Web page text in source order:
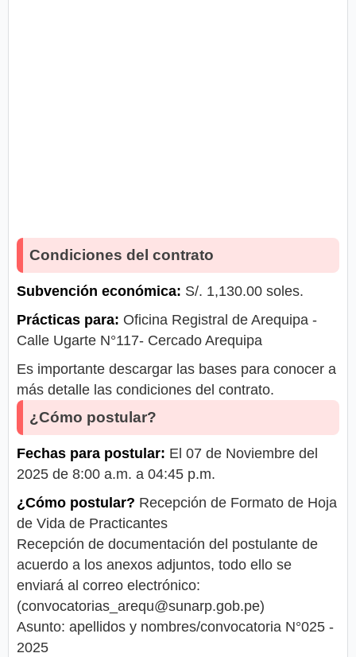
Condiciones del contrato
Subvención económica: S/. 1,130.00 soles.
Prácticas para: Oficina Registral de Arequipa -
Calle Ugarte N°117- Cercado Arequipa
Es importante descargar las bases para conocer a
más detalle las condiciones del contrato.
¿Cómo postular?
Fechas para postular: El 07 de Noviembre del
2025 de 8:00 a.m. a 04:45 p.m.
¿Cómo postular? Recepción de Formato de Hoja
de Vida de Practicantes
Recepción de documentación del postulante de
acuerdo a los anexos adjuntos, todo ello se
enviará al correo electrónico:
(convocatorias_arequ@sunarp.gob.pe)
Asunto: apellidos y nombres/convocatoria N°025 -
2025